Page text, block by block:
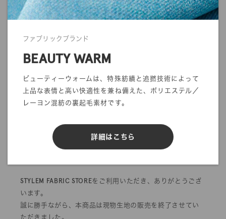
ファブリックブランド
BEAUTY WARM
ビューティーウォームは、特殊紡績と追撚技術によって
上品な表情と高い快適性を兼ね備えた、ポリエステル／
レーヨン混紡の裏起毛素材です。
詳細はこちら
在庫／品質情報照会
販売終了のお知らせ
STYLEM FABRIC STOREをご利用いただき、ありがとうござ
います。
誠に勝手ながら、本商品は現物生地の販売を終了させてい
ただきました。
反物オーダー
DIGITAL FABRIC